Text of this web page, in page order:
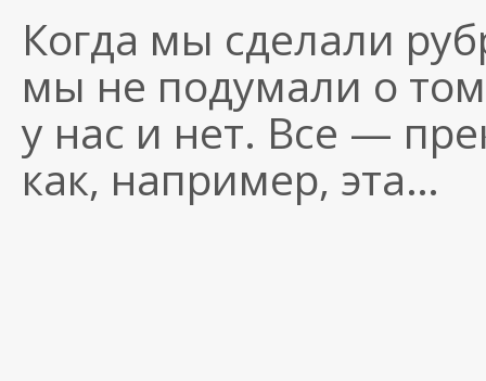
Когда мы сделали
мы не подумали о
у нас и нет. Все —
как, например, эта…